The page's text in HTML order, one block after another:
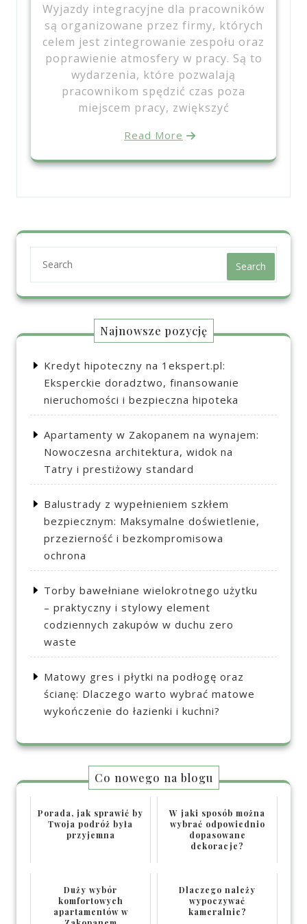
Wyjazdy integracyjne dla pracowników
są organizowane przez firmy, których
celem jest zintegrowanie zespołu oraz
poprawienie atmosfery w pracy. Są to
wydarzenia, które pozwalają
pracownikom spędzić czas poza
miejscem pracy, zwiększyć
Read More
Search
Najnowsze pozycję
Kredyt hipoteczny na 1ekspert.pl:
Eksperckie doradztwo, finansowanie
nieruchomości i bezpieczna hipoteka
Apartamenty w Zakopanem na wynajem:
Nowoczesna architektura, widok na
Tatry i prestiżowy standard
Balustrady z wypełnieniem szkłem
bezpiecznym: Maksymalne doświetlenie,
przezierność i bezkompromisowa
ochrona
Torby bawełniane wielokrotnego użytku
– praktyczny i stylowy element
codziennych zakupów w duchu zero
waste
Matowy gres i płytki na podłogę oraz
ścianę: Dlaczego warto wybrać matowe
wykończenie do łazienki i kuchni?
Co nowego na blogu
Porada, jak sprawić by
Twoja podróż była
przyjemna
W jaki sposób można
wybrać odpowiednio
dopasowane
dekoracje?
Duży wybór
komfortowych
apartamentów w
Dlaczego należy
wypoczywać
kameralnie?